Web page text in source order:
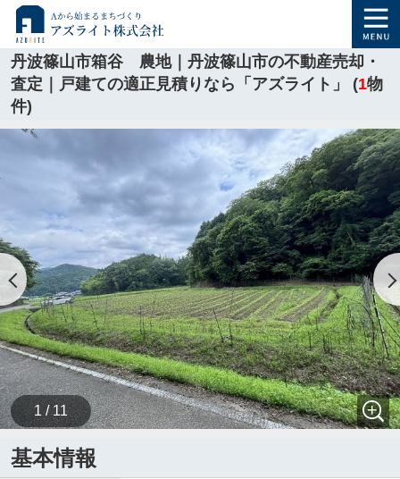
丹波篠山市箱谷 農地｜丹波篠山市の不動産売却・
査定｜戸建ての適正見積りなら「アズライト」 (1物
件)
1 / 11
基本情報